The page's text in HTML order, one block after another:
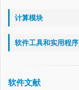
计算模块
软件工具和实用程序
软件文献